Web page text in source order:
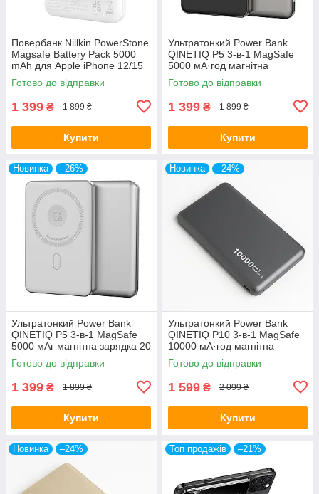
Повербанк Nillkin PowerStone
Magsafe Battery Pack 5000
mAh для Apple iPhone 12/15
Pro Max
Готово до відправки
1 399 ₴ 1 899 ₴
Купити
Ультратонкий Power Bank
QINETIQ P5 3-в-1 MagSafe
5000 мА·год магнітна
зарядка 20 Вт для iPhone і
Apple Watch Чорний
Готово до відправки
1 399 ₴ 1 899 ₴
Купити
Новинка –26%
Ультратонкий Power Bank
QINETIQ P5 3-в-1 MagSafe
5000 мАг магнітна зарядка 20
Вт для iPhone та Apple Watch,
алюміній
Готово до відправки
1 399 ₴ 1 899 ₴
Купити
Новинка –24%
Ультратонкий Power Bank
QINETIQ P10 3-в-1 MagSafe
10000 мА·год магнітна
бездротова зарядка 20 Вт
для iPhone Сірий
Готово до відправки
1 599 ₴ 2 099 ₴
Купити
Новинка –24% Топ продажів –21%